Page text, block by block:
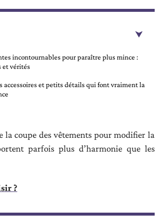
incontournables pour paraître plus mince :
et vérités
accessoires et petits détails qui font vraiment la
la coupe des vêtements pour modifier la
parfois plus d’harmonie que les
?